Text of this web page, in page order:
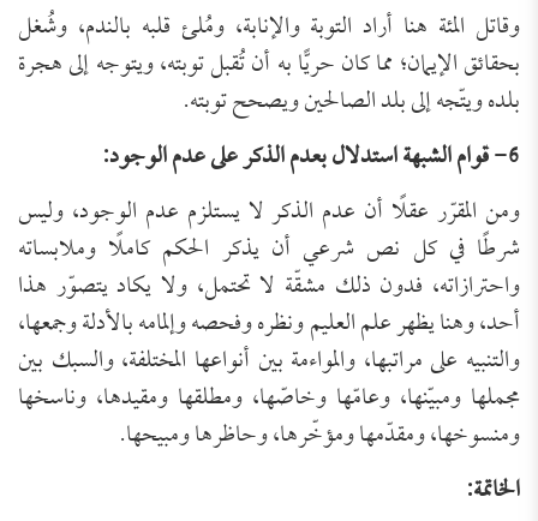
وقاتل المئة هنا أراد التوبة والإنابة، ومُلئ قلبه بالندم، وشُغل
بحقائق الإيمان؛ مما كان حريًّا به أن تُقبل توبته، ويتوجه إلى هجرة
بلده ويتّجه إلى بلد الصالحين ويصحح توبته.
6- قوام الشبهة استدلال بعدم الذكر على عدم الوجود:
ومن المقرّر عقلًا أن عدم الذكر لا يستلزم عدم الوجود، وليس
شرطًا في كل نص شرعي أن يذكر الحكم كاملًا وملابساته
واحترازاته، فدون ذلك مشقّة لا تحتمل، ولا يكاد يتصوّر هذا
أحد، وهنا يظهر علم العليم ونظره وفحصه وإلمامه بالأدلة وجمعها،
والتنبيه على مراتبها، والمواءمة بين أنواعها المختلفة، والسبك بين
مجملها ومبيّنها، وعامّها وخاصّها، ومطلقها ومقيدها، وناسخها
ومنسوخها، ومقدّمها ومؤخّرها، وحاظرها ومبيحها.
الخاتمة: